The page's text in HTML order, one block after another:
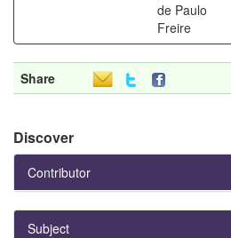
de Paulo
Freire
Share
Discover
Contributor
Subject